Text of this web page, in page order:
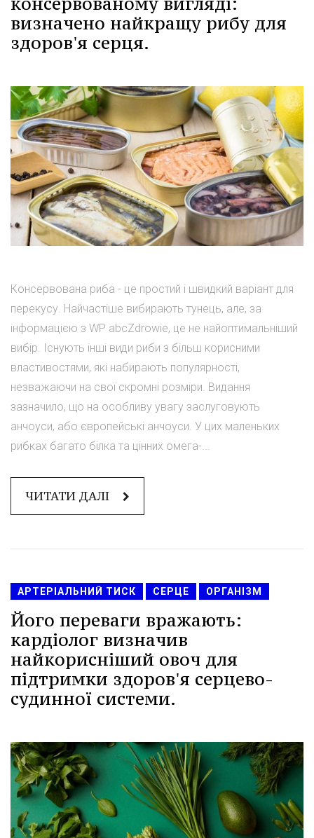
визначено найкращу рибу для
здоров'я серця.
Консервована риба - це простий і швидкий варіант для
перекусу. Найчастіше вибирають тунець, але, за
інформацією з WP abcZdrowie, це не найоптимальніший
вибір. Існують інші види риби з більш корисними
властивостями, які набирають популярності,
незважаючи на свої скромні розміри. Видання
зазначило, що на особливу увагу заслуговують
анчоуси, або європейські анчоуси. У цих маленьких
рибках багато білка та цінних омега-...
ЧИТАТИ ДАЛІ
АРТЕРІАЛЬНИЙ ТИСК СЕРЦЕ ОРГАНІЗМ
Його переваги вражають:
кардіолог визначив
найкорисніший овоч для
підтримки здоров'я серцево-
судинної системи.